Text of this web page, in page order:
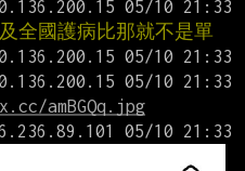
全國護病比那就不是單
amBGQq.jpg